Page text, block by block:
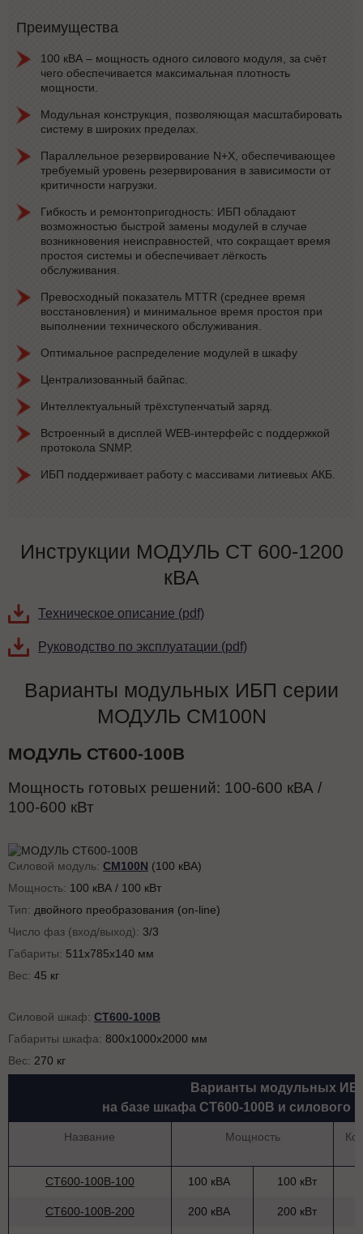
Преимущества
100 кВА – мощность одного силового модуля, за счёт
чего обеспечивается максимальная плотность
мощности.
Модульная конструкция, позволяющая масштабировать
систему в широких пределах.
Параллельное резервирование N+X, обеспечивающее
требуемый уровень резервирования в зависимости от
критичности нагрузки.
Гибкость и ремонтопригодность: ИБП обладают
возможностью быстрой замены модулей в случае
возникновения неисправностей, что сокращает время
простоя системы и обеспечивает лёгкость
обслуживания.
Превосходный показатель MTTR (среднее время
восстановления) и минимальное время простоя при
выполнении технического обслуживания.
Оптимальное распределение модулей в шкафу
Централизованный байпас.
Интеллектуальный трёхступенчатый заряд.
Встроенный в дисплей WEB-интерфейс с поддержкой
протокола SNMP.
ИБП поддерживает работу с массивами литиевых АКБ.
Инструкции МОДУЛЬ СT 600-1200
кВА
Техническое описание (pdf)
Руководство по эксплуатации (pdf)
Варианты модульных ИБП серии
МОДУЛЬ СМ100N
МОДУЛЬ СТ600-100В
Мощность готовых решений: 100-600 кВА /
100-600 кВт
Силовой модуль: CM100N (100 кВА)
Мощность: 100 кВА / 100 кВт
Тип: двойного преобразования (on-line)
Число фаз (вход/выход): 3/3
Габариты: 511x785x140 мм
Вес: 45 кг
Силовой шкаф: СТ600-100B
Габариты шкафа: 800x1000x2000 мм
Вес: 270 кг
Варианты модульных
на базе шкафа СТ600-100B и силового
Название Мощность
СТ600-100В-100 100 кВА 100 кВт
СТ600-100В-200 200 кВА 200 кВт